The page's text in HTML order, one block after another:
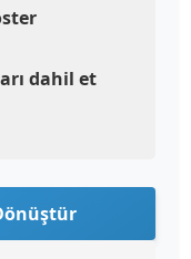
dahil et